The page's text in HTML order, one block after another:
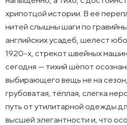
хрипотцой истории. В её
нитей слышны шаги по
английских усадеб, шелест
1920-х, стрекот швейных
сегодня — тихий шёпот
выбирающего вещь не на
грубоватая, тёплая, слегка
путь от утилитарной одежды
высшей элегантности и, что